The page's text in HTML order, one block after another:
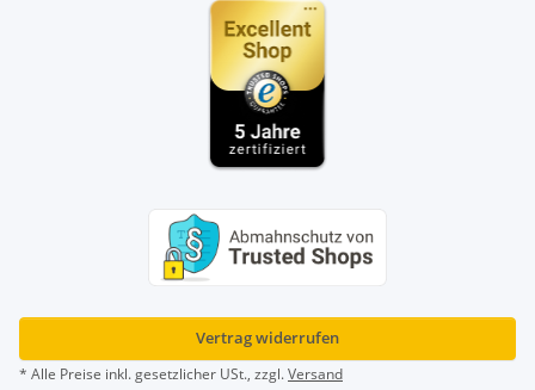
Vertrag widerrufen
* Alle Preise inkl. gesetzlicher USt., zzgl.Versand